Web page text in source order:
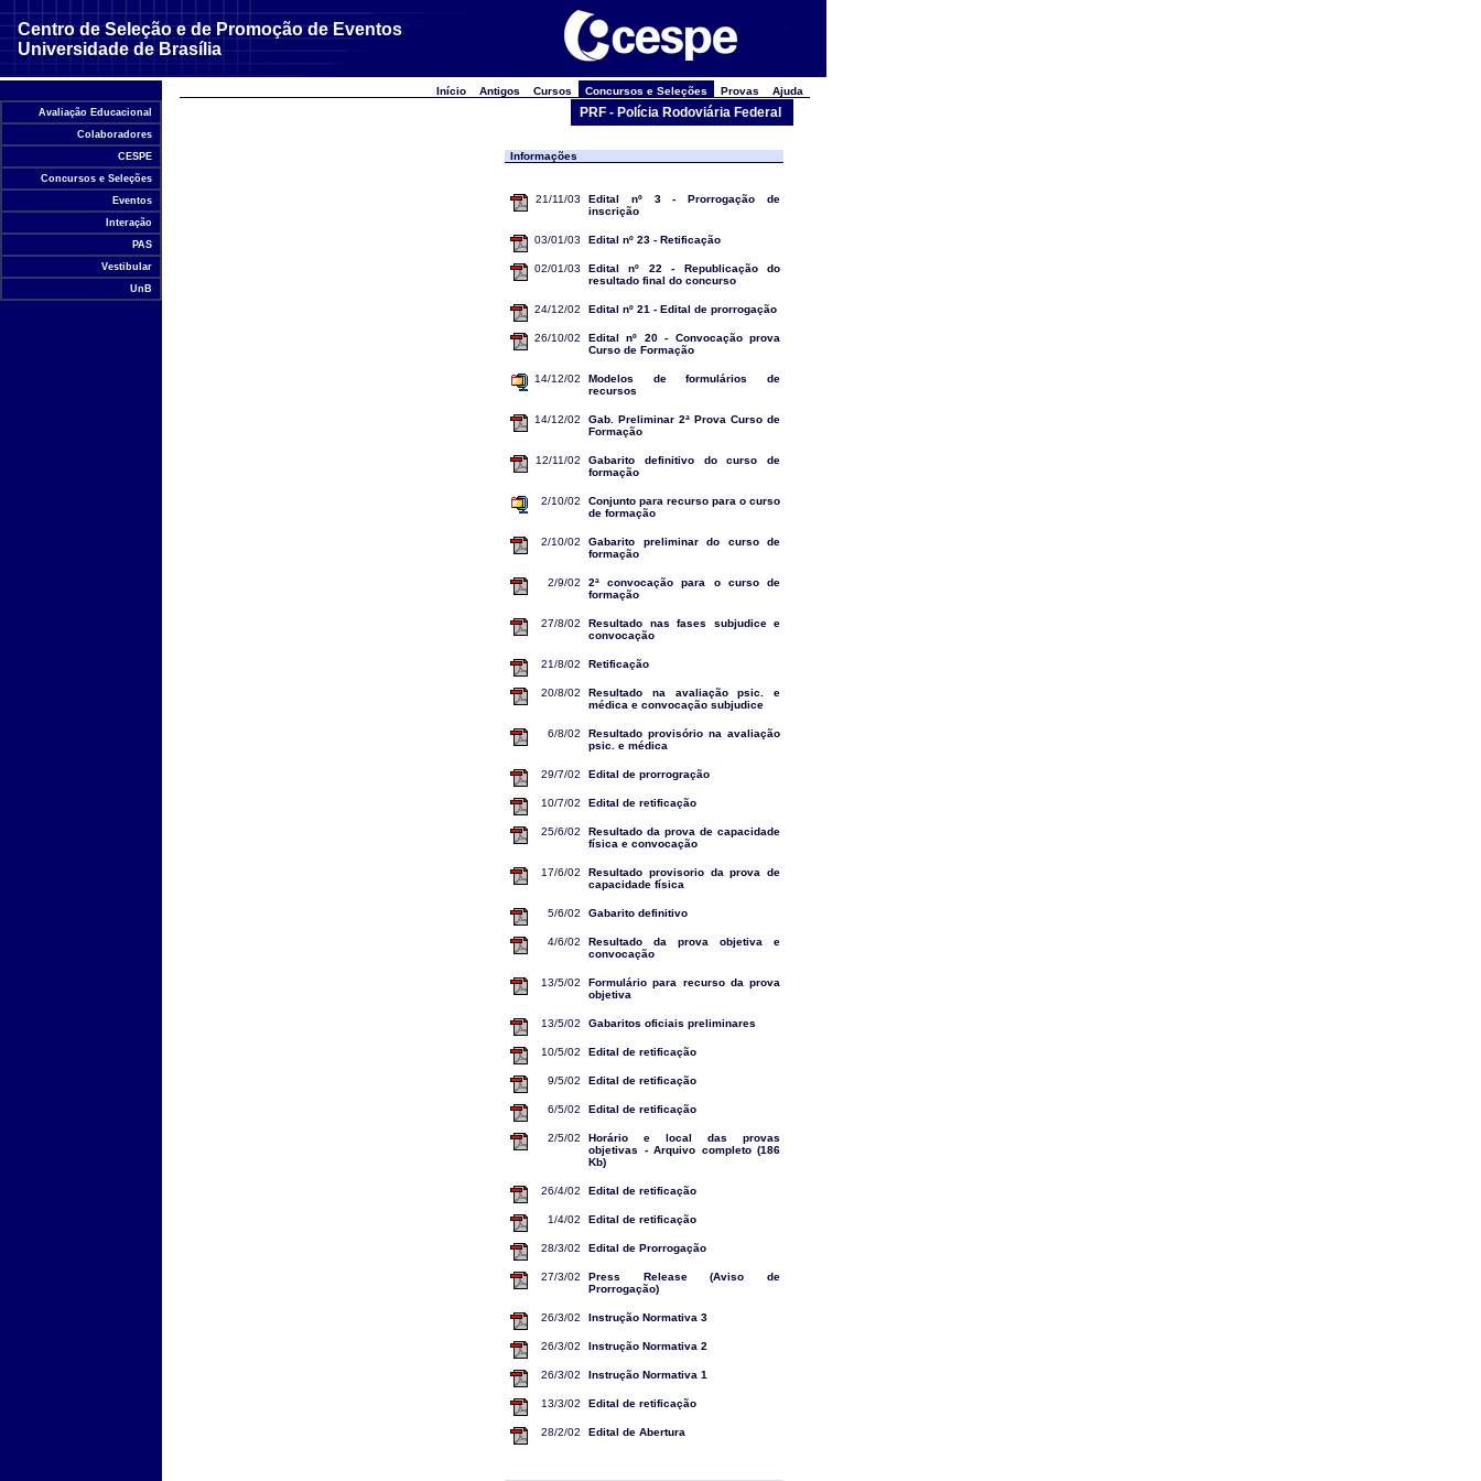
Centro de Seleção e de Promoção de Eventos
Universidade de Brasília
Avaliação Educacional
Colaboradores
CESPE
Concursos e Seleções
Eventos
Interação
PAS
Vestibular
UnB
Início Antigos Cursos Concursos e Seleções Provas Ajuda
PRF - Polícia Rodoviária Federal
Informações
21/11/03
Edital nº 3 - Prorrogação de
inscrição
03/01/03 Edital nº 23 - Retificação
02/01/03
Edital nº 22 - Republicação do
resultado final do concurso
24/12/02 Edital nº 21 - Edital de prorrogação
26/10/02
Edital nº 20 - Convocação prova
Curso de Formação
14/12/02
Modelos de formulários de
recursos
14/12/02
Gab. Preliminar 2ª Prova Curso de
Formação
12/11/02
Gabarito definitivo do curso de
formação
2/10/02
Conjunto para recurso para o curso
de formação
2/10/02
Gabarito preliminar do curso de
formação
2/9/02
2ª convocação para o curso de
formação
27/8/02
Resultado nas fases subjudice e
convocação
21/8/02 Retificação
20/8/02
Resultado na avaliação psic. e
médica e convocação subjudice
6/8/02
Resultado provisório na avaliação
psic. e médica
29/7/02 Edital de prorrogração
10/7/02 Edital de retificação
25/6/02
Resultado da prova de capacidade
física e convocação
17/6/02
Resultado provisorio da prova de
capacidade física
5/6/02 Gabarito definitivo
4/6/02
Resultado da prova objetiva e
convocação
13/5/02
Formulário para recurso da prova
objetiva
13/5/02 Gabaritos oficiais preliminares
10/5/02 Edital de retificação
9/5/02 Edital de retificação
6/5/02 Edital de retificação
2/5/02
Horário e local das provas
objetivas - Arquivo completo (186
Kb)
26/4/02 Edital de retificação
1/4/02 Edital de retificação
28/3/02 Edital de Prorrogação
27/3/02
Press Release (Aviso de
Prorrogação)
26/3/02 Instrução Normativa 3
26/3/02 Instrução Normativa 2
26/3/02 Instrução Normativa 1
13/3/02 Edital de retificação
28/2/02 Edital de Abertura